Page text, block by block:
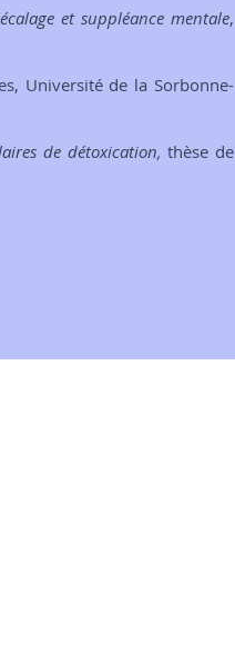
et suppléance mentale,
Université de la Sorbonne-
de détoxication, thèse de